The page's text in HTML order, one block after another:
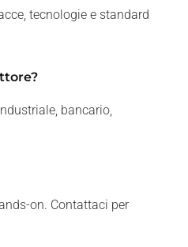
tecnologie e standard
bancario,
on. Contattaci per